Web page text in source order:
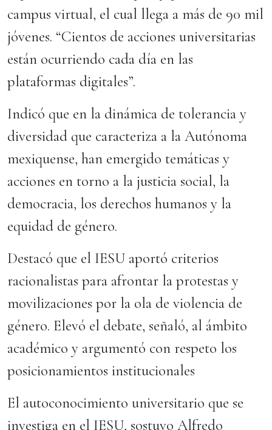
campus virtual, el cual llega a más de 90 mil
jóvenes. “Cientos de acciones universitarias
están ocurriendo cada día en las
plataformas digitales”.
Indicó que en la dinámica de tolerancia y
diversidad que caracteriza a la Autónoma
mexiquense, han emergido temáticas y
acciones en torno a la justicia social, la
democracia, los derechos humanos y la
equidad de género.
Destacó que el IESU aportó criterios
racionalistas para afrontar la protestas y
movilizaciones por la ola de violencia de
género. Elevó el debate, señaló, al ámbito
académico y argumentó con respeto los
posicionamientos institucionales
El autoconocimiento universitario que se
investiga en el IESU, sostuvo Alfredo